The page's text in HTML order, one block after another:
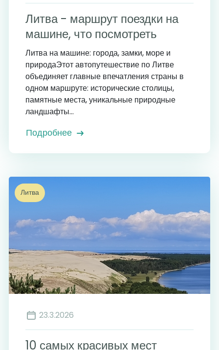
Литва - маршрут поездки на
машине, что посмотреть
Литва на машине: города, замки, море и
природаЭтот автопутешествие по Литве
объединяет главные впечатления страны в
одном маршруте: исторические столицы,
памятные места, уникальные природные
ландшафты...
Подробнее
Литва
23.3.2026
10 самых красивых мест